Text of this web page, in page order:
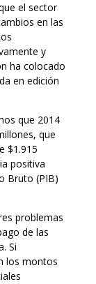
el sector
en las
y
ha colocado
en edición
que 2014
que
$1.915
positiva
Bruto (PIB)
problemas
de las
Si
los montos